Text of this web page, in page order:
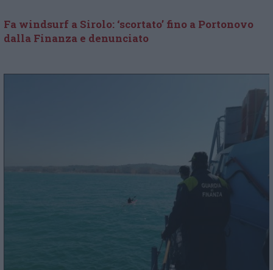
Fa windsurf a Sirolo: ‘scortato’ fino a Portonovo
dalla Finanza e denunciato